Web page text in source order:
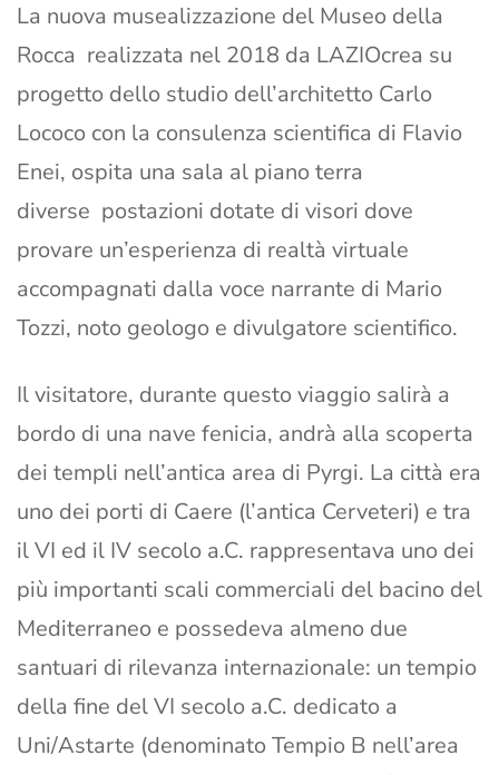
La nuova musealizzazione del Museo della
Rocca realizzata nel 2018 da LAZIOcrea su
progetto dello studio dell’architetto Carlo
Lococo con la consulenza scientifica di Flavio
Enei, ospita una sala al piano terra
diverse postazioni dotate di visori dove
provare un’esperienza di realtà virtuale
accompagnati dalla voce narrante di Mario
Tozzi, noto geologo e divulgatore scientifico.
Il visitatore, durante questo viaggio salirà a
bordo di una nave fenicia, andrà alla scoperta
dei templi nell’antica area di Pyrgi. La città era
uno dei porti di Caere (l’antica Cerveteri) e tra
il VI ed il IV secolo a.C. rappresentava uno dei
più importanti scali commerciali del bacino del
Mediterraneo e possedeva almeno due
santuari di rilevanza internazionale: un tempio
della fine del VI secolo a.C. dedicato a
Uni/Astarte (denominato Tempio B nell’area